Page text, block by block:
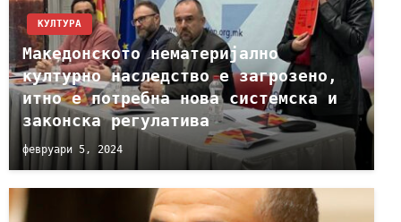
КУЛТУРА
Македонското нематеријално
културно наследство е загрозено,
итно е потребна нова системска и
законска регулатива
февруари 5, 2024